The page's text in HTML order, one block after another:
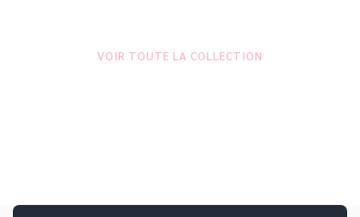
VOIR TOUTE LA COLLECTION